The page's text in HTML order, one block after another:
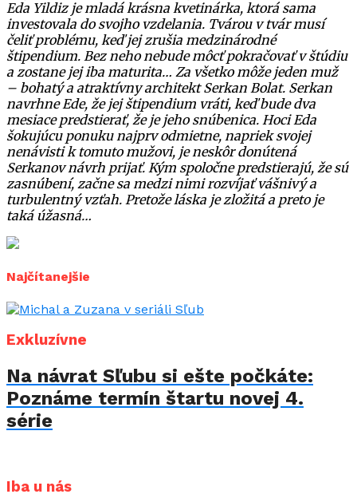
Eda Yildiz je mladá krásna kvetinárka, ktorá sama
investovala do svojho vzdelania. Tvárou v tvár musí
čeliť problému, keď jej zrušia medzinárodné
štipendium. Bez neho nebude môcť pokračovať v štúdiu
a zostane jej iba maturita… Za všetko môže jeden muž
– bohatý a atraktívny architekt Serkan Bolat. Serkan
navrhne Ede, že jej štipendium vráti, keď bude dva
mesiace predstierať, že je jeho snúbenica. Hoci Eda
šokujúcu ponuku najprv odmietne, napriek svojej
nenávisti k tomuto mužovi, je neskôr donútená
Serkanov návrh prijať. Kým spoločne predstierajú, že sú
zasnúbení, začne sa medzi nimi rozvíjať vášnivý a
turbulentný vzťah. Pretože láska je zložitá a preto je
taká úžasná…
Najčítanejšie
Exkluzívne
Na návrat Sľubu si ešte počkáte:
Poznáme termín štartu novej 4.
série
Iba u nás